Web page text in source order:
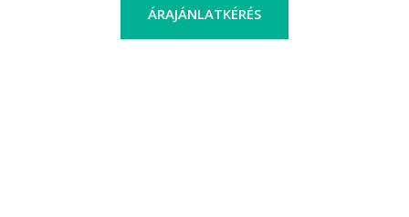
ÁRAJÁNLATKÉRÉS